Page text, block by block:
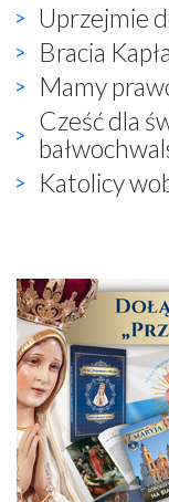
Uprzejmie
Bracia
Mamy
Cześć dla
Katolicy